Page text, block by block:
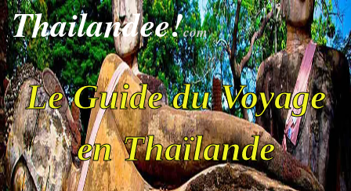
Thailandee!com
Le Guide du Voyage
en Thaïlande